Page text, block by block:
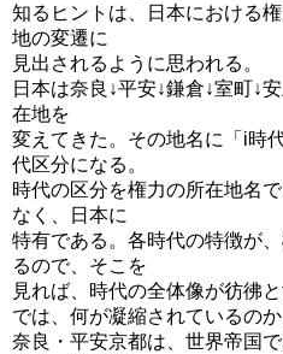
知るヒントは、日本における
地の変遷に
見出されるように思われる。
日本は奈良↓平安↓鎌倉↓室町↓
在地を
変えてきた。その地名に「i時
代区分になる。
時代の区分を権力の所在地名
なく、日本に
特有である。各時代の特徴が
るので、そこを
見れば、時代の全体像が彷彿と
では、何が凝縮されているのか
奈良・平安京都は、世界帝国